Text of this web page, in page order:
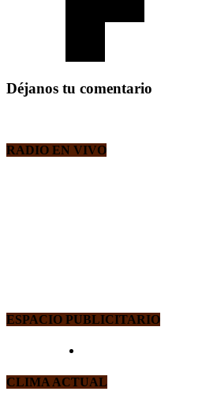
Déjanos tu comentario
RADIO EN VIVO
ESPACIO PUBLICITARIO
CLIMA ACTUAL